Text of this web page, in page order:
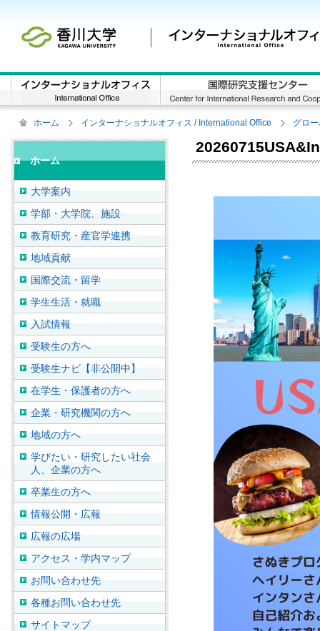
ホーム インターナショナルオフィス / International Office グロ
ホーム
大学案内
学部・大学院、施設
教育研究・産官学連携
地域貢献
国際交流・留学
学生生活・就職
入試情報
受験生の方へ
受験生ナビ【非公開中】
在学生・保護者の方へ
企業・研究機関の方へ
地域の方へ
学びたい・研究したい社会
人、企業の方へ
卒業生の方へ
情報公開・広報
広報の広場
アクセス・学内マップ
お問い合わせ先
各種お問い合わせ先
サイトマップ